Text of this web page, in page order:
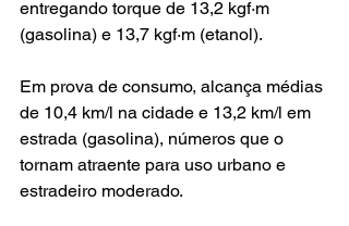
entregando torque de 13,2 kgf·m
(gasolina) e 13,7 kgf·m (etanol).
Em prova de consumo, alcança médias
de 10,4 km/l na cidade e 13,2 km/l em
estrada (gasolina), números que o
tornam atraente para uso urbano e
estradeiro moderado.